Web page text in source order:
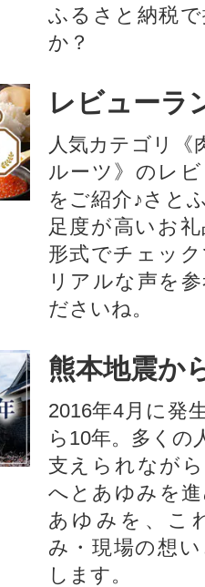
ふるさと納税
か？
レビューラ
人気カテゴリ《
ルーツ》のレ
をご紹介♪さと
足度が高いお
形式でチェッ
リアルな声を
ださいね。
熊本地震か
2016年4月に発
ら10年。多くの
支えられなが
へとあゆみを
あゆみを、こ
み・現場の想
します。